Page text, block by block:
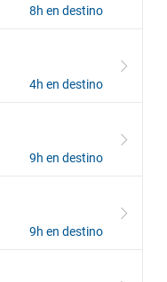
8h en destino
4h en destino
9h en destino
9h en destino